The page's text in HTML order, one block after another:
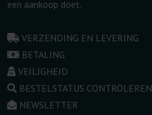
een aankoop doet.
VERZENDING EN LEVERING
BETALING
VEILIGHEID
BESTELSTATUS CONTROLEREN
NEWSLETTER